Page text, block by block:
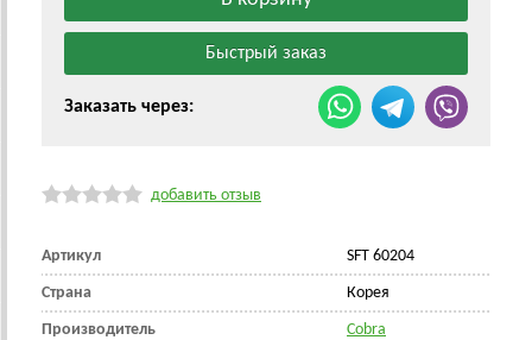
Заказать через:
добавить отзыв
Артикул SFT 60204
Страна Корея
Производитель Cobra